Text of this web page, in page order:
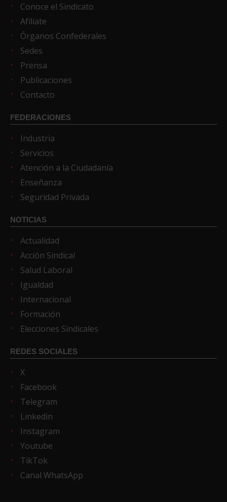
Conoce el Sindicato
Afíliate
Órganos Confederales
Sedes
Prensa
Publicaciones
Contacto
FEDERACIONES
Industria
Servicios
Atención a la Ciudadanía
Enseñanza
Seguridad Privada
NOTICIAS
Actualidad
Acción Sindical
Salud Laboral
Igualdad
Internacional
Formación
Elecciones Sindicales
REDES SOCIALES
X
Facebook
Telegram
Linkedin
Instagram
Youtube
TikTok
Canal WhatsApp